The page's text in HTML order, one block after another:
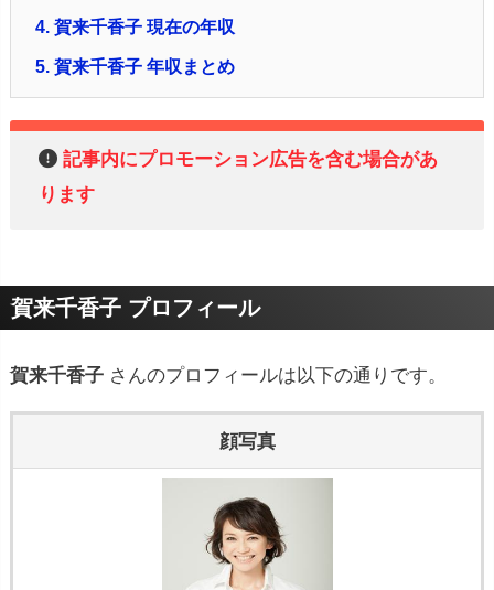
4.賀来千香子 現在の年収
5.賀来千香子 年収まとめ
記事内にプロモーション広告を含む場合があ
ります
賀来千香子 プロフィール
賀来千香子 さんのプロフィールは以下の通りです。
顔写真